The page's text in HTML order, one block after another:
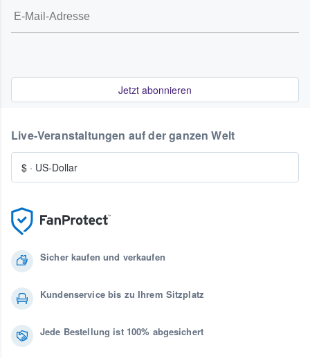
Jetzt abonnieren
Sicher kaufen und verkaufen
Kundenservice bis zu Ihrem Sitzplatz
Jede Bestellung ist 100% abgesichert
Live-Veranstaltungen auf der ganzen Welt
$ · US-Dollar